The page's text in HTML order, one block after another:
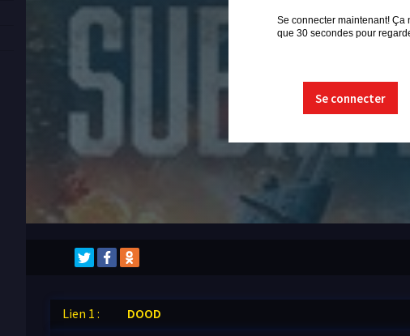
Se connecter maintenant! Ça
que 30 secondes pour
Se connecter
Lien 1 : DOOD